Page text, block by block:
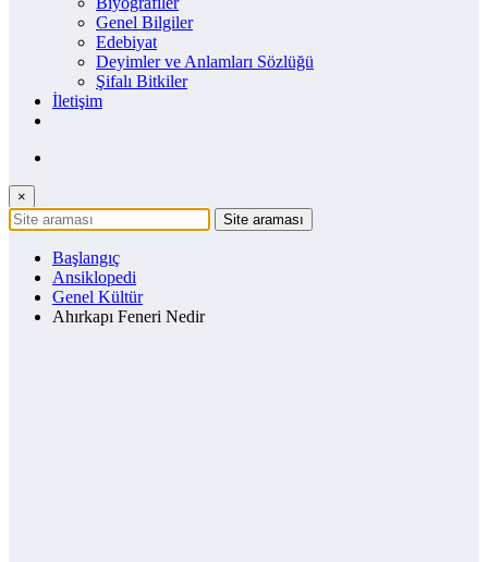
Genel Bilgiler
Edebiyat
Deyimler ve Anlamları Sözlüğü
Şifalı Bitkiler
İletişim
×
Başlangıç
Ansiklopedi
Genel Kültür
Ahırkapı Feneri Nedir